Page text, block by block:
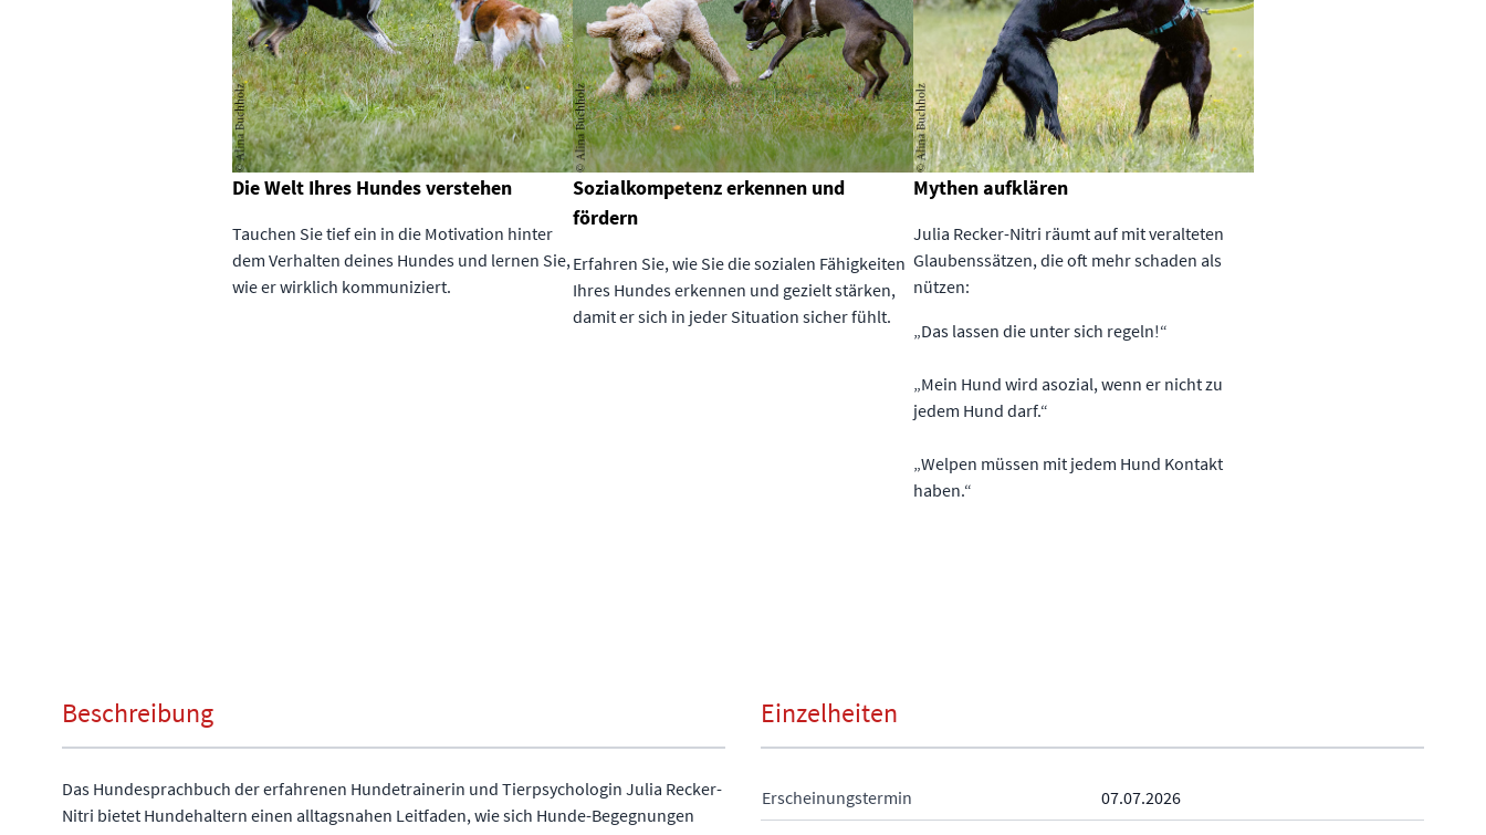
Die Welt Ihres Hundes verstehen
Tauchen Sie tief ein in die Motivation hinter
dem Verhalten deines Hundes und lernen Sie,
wie er wirklich kommuniziert.
Sozialkompetenz erkennen und
fördern
Erfahren Sie, wie Sie die sozialen Fähigkeiten
Ihres Hundes erkennen und gezielt stärken,
damit er sich in jeder Situation sicher fühlt.
Mythen aufklären
Julia Recker-Nitri räumt auf mit veralteten
Glaubenssätzen, die oft mehr schaden als
nützen:
„Das lassen die unter sich regeln!“
„Mein Hund wird asozial, wenn er nicht zu
jedem Hund darf.“
„Welpen müssen mit jedem Hund Kontakt
haben.“
Beschreibung
Das Hundesprachbuch der erfahrenen Hundetrainerin und Tierpsychologin Julia Recker-
Nitri bietet Hundehaltern einen alltagsnahen Leitfaden, wie sich Hunde-Begegnungen
Einzelheiten
Erscheinungstermin 07.07.2026